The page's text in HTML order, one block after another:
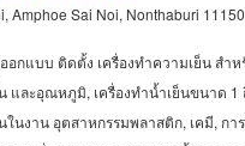
Amphoe Sai Noi, Nonthaburi 11150
อกแบบ ติดตั้ง เครื่องทำความเย็น สำ
ละอุณหภูมิ, เครื่องทำน้ำเย็นขนาด 1
ในงาน อุตสาหกรรมพลาสติก, เคมี, กา